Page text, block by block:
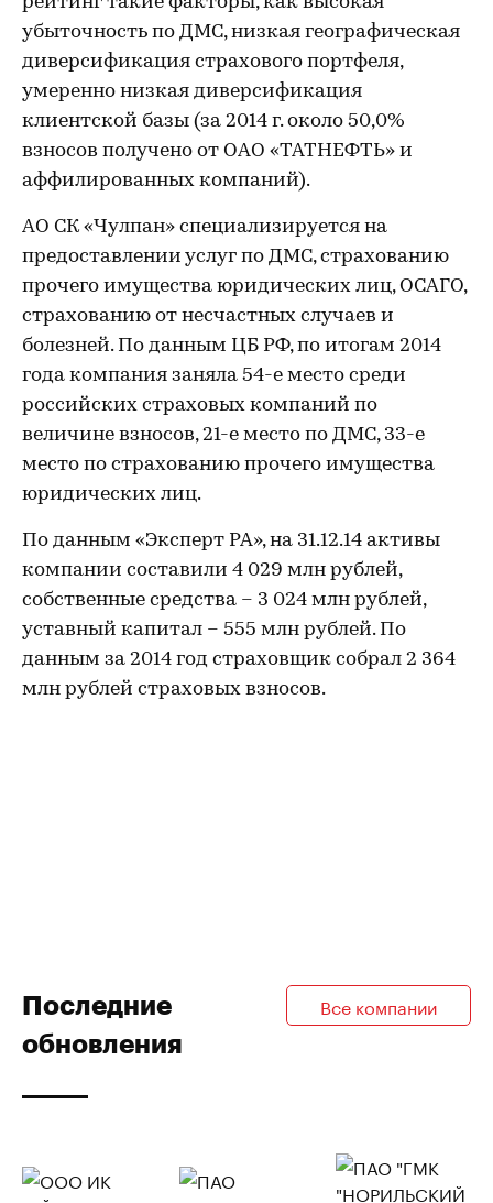
убыточность по ДМС, низкая географическая
диверсификация страхового портфеля,
умеренно низкая диверсификация
клиентской базы (за 2014 г. около 50,0%
взносов получено от ОАО «ТАТНЕФТЬ» и
аффилированных компаний).
АО СК «Чулпан» специализируется на
предоставлении услуг по ДМС, страхованию
прочего имущества юридических лиц, ОСАГО,
страхованию от несчастных случаев и
болезней. По данным ЦБ РФ, по итогам 2014
года компания заняла 54-е место среди
российских страховых компаний по
величине взносов, 21-е место по ДМС, 33-е
место по страхованию прочего имущества
юридических лиц.
По данным «Эксперт РА», на 31.12.14 активы
компании составили 4 029 млн рублей,
собственные средства – 3 024 млн рублей,
уставный капитал – 555 млн рублей. По
данным за 2014 год страховщик собрал 2 364
млн рублей страховых взносов.
Последние
обновления
Все компании